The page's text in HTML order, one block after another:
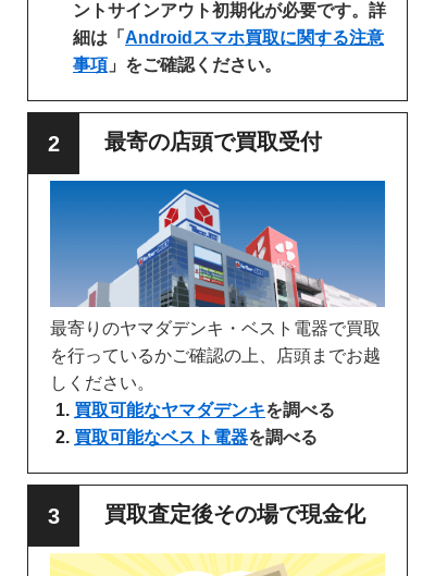
ントサインアウト初期化が必要です。詳
細は「 Androidスマホ買取に関する注意
事項 」をご確認ください。
最寄の店頭で買取受付
最寄りのヤマダデンキ・ベスト電器で買取
を行っているかご確認の上、店頭までお越
しください。
買取可能なヤマダデンキを調べる
買取可能なベスト電器を調べる
買取査定後その場で現金化